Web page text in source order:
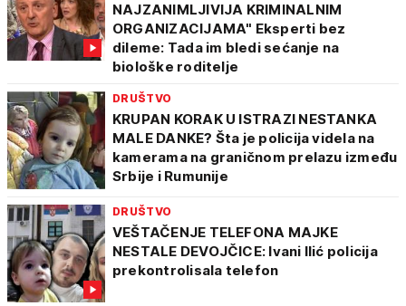
NAJZANIMLJIVIJA KRIMINALNIM
ORGANIZACIJAMA" Eksperti bez
dileme: Tada im bledi sećanje na
biološke roditelje
DRUŠTVO
KRUPAN KORAK U ISTRAZI NESTANKA
MALE DANKE? Šta je policija videla na
kamerama na graničnom prelazu između
Srbije i Rumunije
DRUŠTVO
VEŠTAČENJE TELEFONA MAJKE
NESTALE DEVOJČICE: Ivani Ilić policija
prekontrolisala telefon